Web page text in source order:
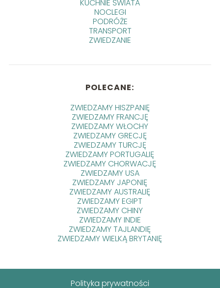
KUCHNIE ŚWIATA
NOCLEGI
PODRÓŻE
TRANSPORT
ZWIEDZANIE
POLECANE:
ZWIEDZAMY HISZPANIĘ
ZWIEDZAMY FRANCJĘ
ZWIEDZAMY WŁOCHY
ZWIEDZAMY GRECJĘ
ZWIEDZAMY TURCJĘ
ZWIEDZAMY PORTUGALIĘ
ZWIEDZAMY CHORWACJĘ
ZWIEDZAMY USA
ZWIEDZAMY JAPONIĘ
ZWIEDZAMY AUSTRALIĘ
ZWIEDZAMY EGIPT
ZWIEDZAMY CHINY
ZWIEDZAMY INDIE
ZWIEDZAMY TAJLANDIĘ
ZWIEDZAMY WIELKĄ BRYTANIĘ
Polityka prywatności